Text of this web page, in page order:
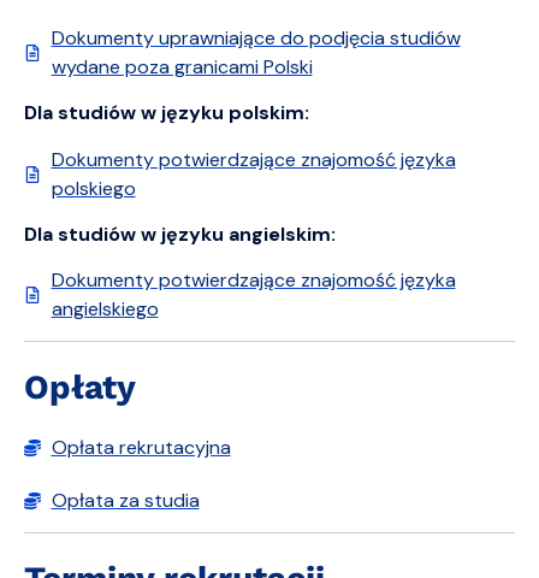
Dokumenty uprawniające do podjęcia studiów
wydane poza granicami Polski
Dla studiów w języku polskim:
Dokumenty potwierdzające znajomość języka
polskiego
Dla studiów w języku angielskim:
Dokumenty potwierdzające znajomość języka
angielskiego
Opłaty
Opłata rekrutacyjna
Opłata za studia